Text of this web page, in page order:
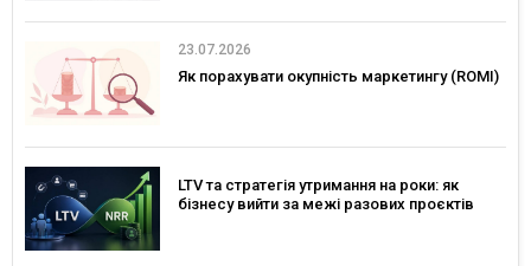
23.07.2026
Як порахувати окупність маркетингу (ROMI)
LTV та стратегія утримання на роки: як
бізнесу вийти за межі разових проєктів